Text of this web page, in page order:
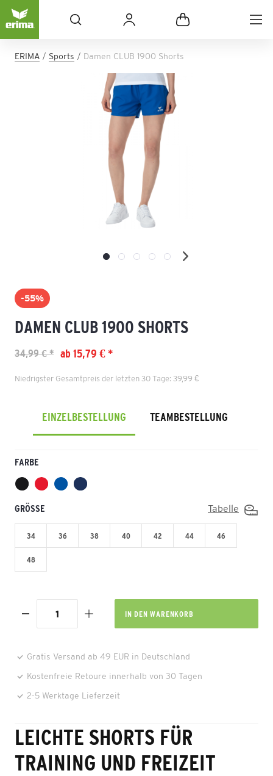
ERIMA Sports Damen CLUB 1900 Shorts
-55%
DAMEN CLUB 1900 SHORTS
ab 15,79 € *
34,99 € *
Niedrigster Gesamtpreis der letzten 30 Tage: 39,99 €
EINZELBESTELLUNG TEAMBESTELLUNG
FARBE
GRÖSSE Tabelle
34 36 38 40 42 44 46
48
IN DEN WARENKORB
Gratis Versand ab 49 EUR in Deutschland
Kostenfreie Retoure innerhalb von 30 Tagen
2-5 Werktage Lieferzeit
LEICHTE SHORTS FÜR
TRAINING UND FREIZEIT